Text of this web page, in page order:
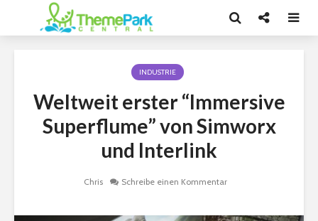
INDUSTRIE
Weltweit erster “Immersive
Superflume” von Simworx
und Interlink
Chris Schreibe einen Kommentar